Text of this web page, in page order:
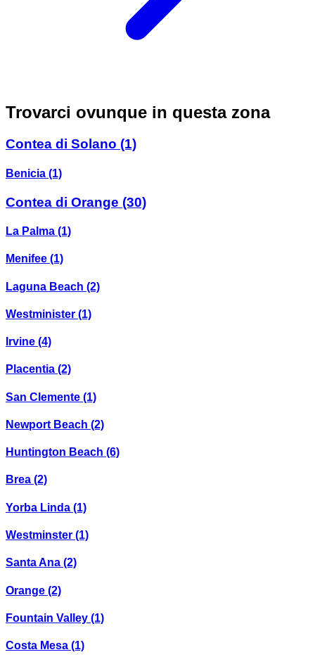
Trovarci ovunque in questa zona
Contea di Solano (1)
Benicia (1)
Contea di Orange (30)
La Palma (1)
Menifee (1)
Laguna Beach (2)
Westminister (1)
Irvine (4)
Placentia (2)
San Clemente (1)
Newport Beach (2)
Huntington Beach (6)
Brea (2)
Yorba Linda (1)
Westminster (1)
Santa Ana (2)
Orange (2)
Fountain Valley (1)
Costa Mesa (1)